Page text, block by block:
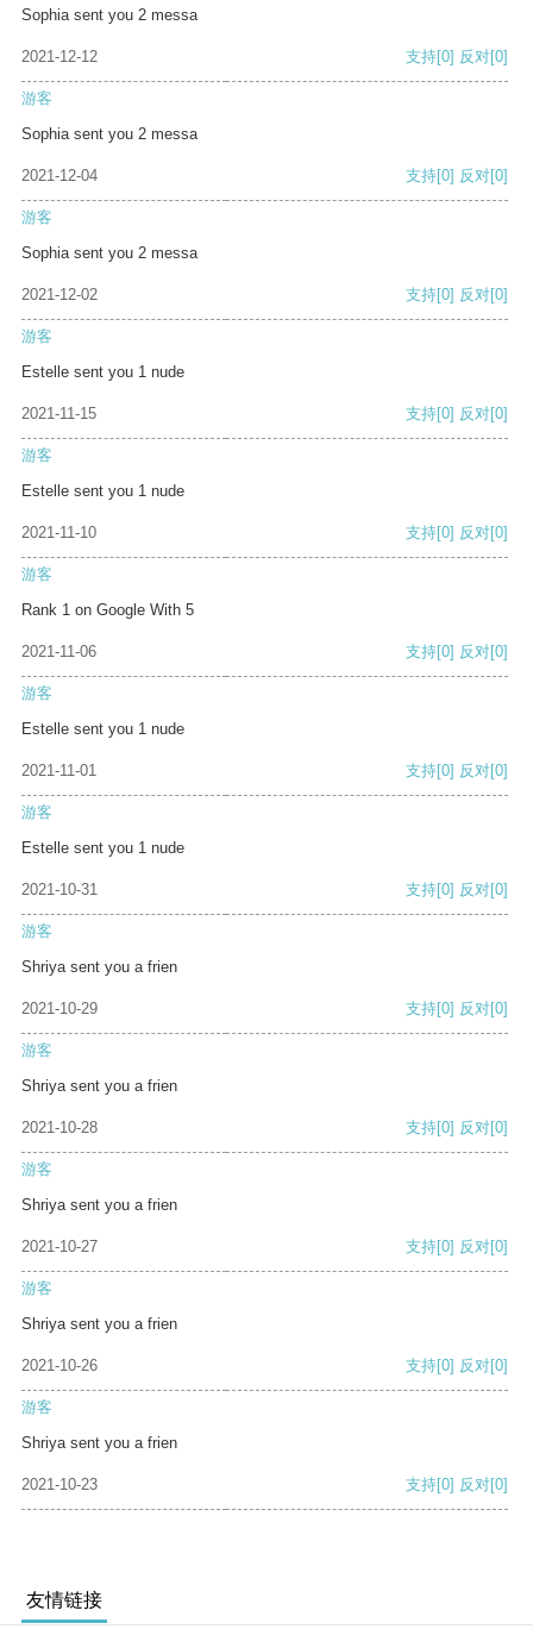
Sophia sent you 2 messa
2021-12-12 支持[0] 反对[0]
游客
Sophia sent you 2 messa
2021-12-04 支持[0] 反对[0]
游客
Sophia sent you 2 messa
2021-12-02 支持[0] 反对[0]
游客
Estelle sent you 1 nude
2021-11-15 支持[0] 反对[0]
游客
Estelle sent you 1 nude
2021-11-10 支持[0] 反对[0]
游客
Rank 1 on Google With 5
2021-11-06 支持[0] 反对[0]
游客
Estelle sent you 1 nude
2021-11-01 支持[0] 反对[0]
游客
Estelle sent you 1 nude
2021-10-31 支持[0] 反对[0]
游客
Shriya sent you a frien
2021-10-29 支持[0] 反对[0]
游客
Shriya sent you a frien
2021-10-28 支持[0] 反对[0]
游客
Shriya sent you a frien
2021-10-27 支持[0] 反对[0]
游客
Shriya sent you a frien
2021-10-26 支持[0] 反对[0]
游客
Shriya sent you a frien
2021-10-23 支持[0] 反对[0]
友情链接